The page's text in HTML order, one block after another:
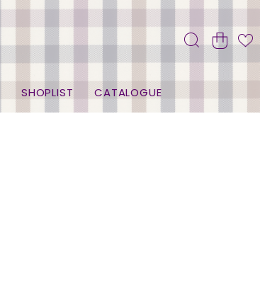
SHOPLIST CATALOGUE